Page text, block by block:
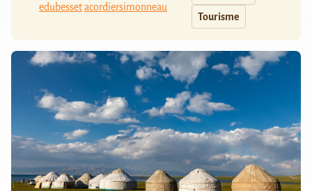
edubessetacordiersimonneau
Tourisme